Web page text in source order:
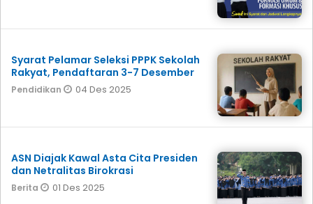
Syarat Pelamar Seleksi PPPK Sekolah
Rakyat, Pendaftaran 3-7 Desember
Pendidikan 04 Des 2025
ASN Diajak Kawal Asta Cita Presiden
dan Netralitas Birokrasi
Berita 01 Des 2025